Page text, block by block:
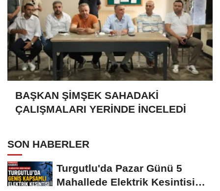
BAŞKAN ŞİMŞEK SAHADAKİ
ÇALIŞMALARI YERİNDE İNCELEDİ
SON HABERLER
Turgutlu'da Pazar Günü 5
Mahallede Elektrik Kesintisi